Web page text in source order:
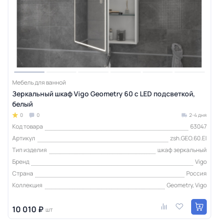
Мебель для ванной
Зеркальный шкаф Vigo Geometry 60 с LED подсветкой,
белый
0 0 2-4 дня
Код товара
63047
Артикул
zsh.GEO.60.El
Тип изделия
шкаф зеркальный
Бренд
Vigo
Страна
Россия
Коллекция
Geometry, Vigo
10 010 ₽ шт